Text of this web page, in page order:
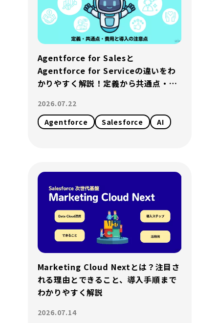
Agentforce for Salesと
Agentforce for Serviceの違いをわ
かりやすく解説！定義から共通点・費
2026.07.22
Agentforce
Salesforce AI
Marketing Cloud Nextとは？注目さ
れる理由とできること、導入手順まで
わかりやすく解説
2026.07.14